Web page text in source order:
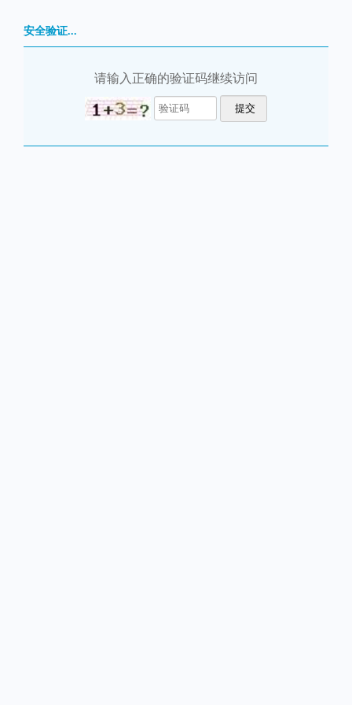
安全验证...
请输入正确的验证码继续访问